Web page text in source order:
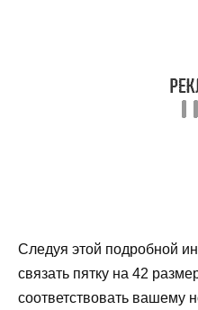
Следуя этой подробной
связать пятку на 42
соответствовать вашему